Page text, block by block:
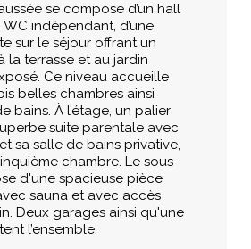
se compose d’un hall
WC indépendant, d’une
sur le séjour offrant un
la terrasse et au jardin
Ce niveau accueille
belles chambres ainsi
bains. À l’étage, un palier
suite parentale avec
sa salle de bains privative,
chambre. Le sous-
d'une spacieuse pièce
sauna et avec accès
Deux garages ainsi qu'une
l’ensemble.